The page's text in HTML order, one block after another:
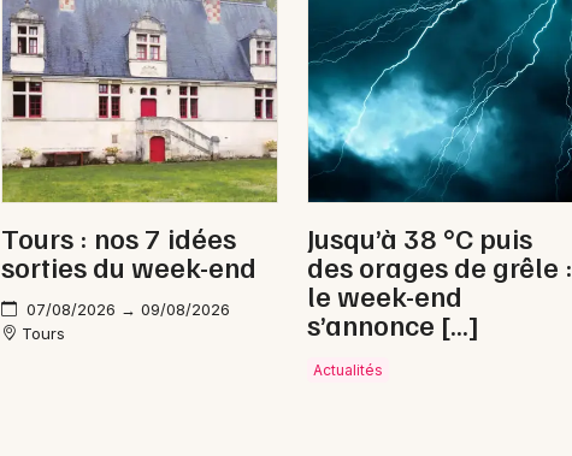
Newsletter des sorties
Artistes en tournée
Actus à Tours
Magazine à Tours
Tours : nos 7 idées
sorties du week-end
07/08/2026 → 09/08/2026
Tours
Jusqu’à 38 °C puis
des orages de grêle :
le week-end
s’annonce […]
Actualités